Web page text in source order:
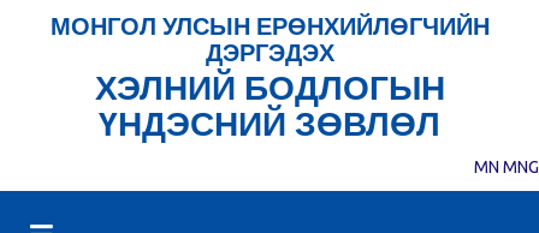
МОНГОЛ УЛСЫН ЕРӨНХИЙЛӨГЧИЙН
ДЭРГЭДЭХ
ХЭЛНИЙ БОДЛОГЫН
ҮНДЭСНИЙ ЗӨВЛӨЛ
MN MNG